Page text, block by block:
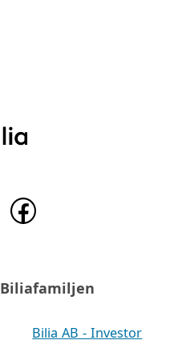
Biliafamiljen
Bilia AB - Investor